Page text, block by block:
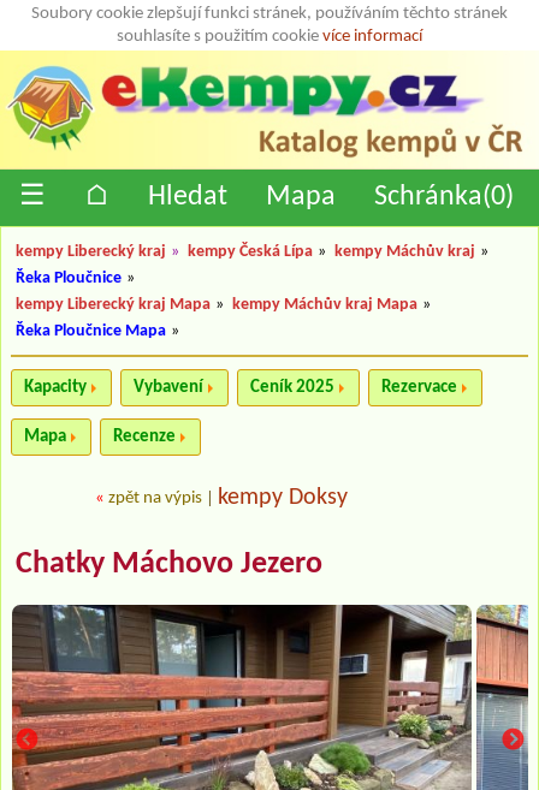
Soubory cookie zlepšují funkci stránek, používáním těchto stránek
souhlasíte s použitím cookie více informací
☰ ⌂ Hledat Mapa Schránka(0)
kempy Liberecký kraj » kempy Česká Lípa » kempy Máchův kraj »
Řeka Ploučnice »
kempy Liberecký kraj Mapa » kempy Máchův kraj Mapa »
Řeka Ploučnice Mapa »
Kapacity Vybavení Ceník 2025 Rezervace
Mapa Recenze
« zpět na výpis kempy Doksy
Chatky Máchovo Jezero